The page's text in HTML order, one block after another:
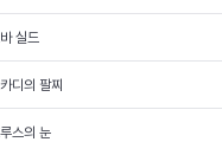
실드
디의 팔찌
스의 눈